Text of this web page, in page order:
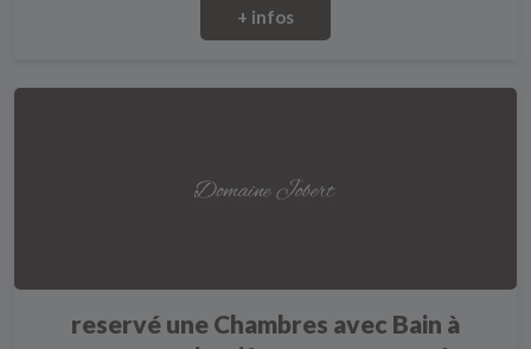
+ infos
reservé une Chambres avec Bain à